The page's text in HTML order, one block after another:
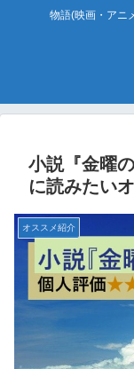
物語(映画・アニ
小説『金曜
に読みたい
オススメ紹介